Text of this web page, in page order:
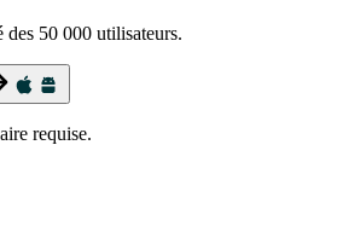
50 000 utilisateurs.
requise.